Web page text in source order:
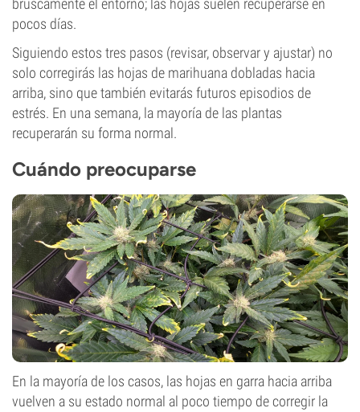
bruscamente el entorno; las hojas suelen recuperarse en
pocos días.
Siguiendo estos tres pasos (revisar, observar y ajustar) no
solo corregirás las hojas de marihuana dobladas hacia
arriba, sino que también evitarás futuros episodios de
estrés. En una semana, la mayoría de las plantas
recuperarán su forma normal.
Cuándo preocuparse
En la mayoría de los casos, las hojas en garra hacia arriba
vuelven a su estado normal al poco tiempo de corregir la